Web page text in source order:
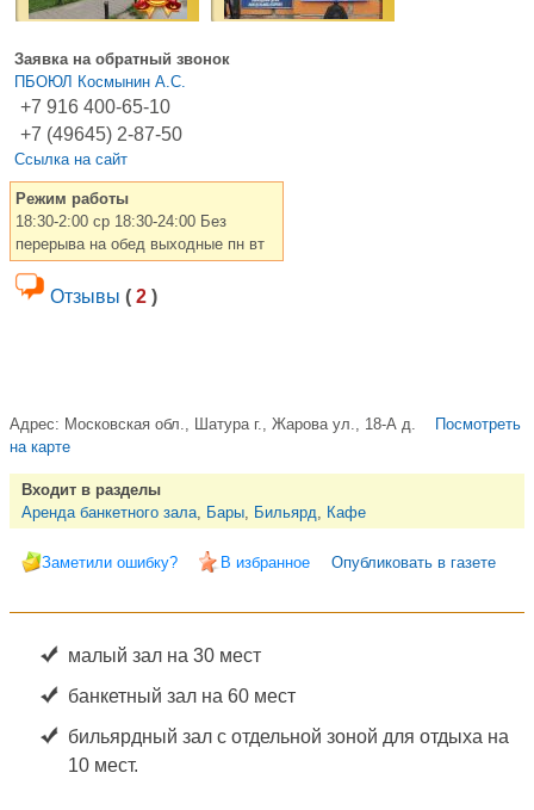
Заявка на обратный звонок
ПБОЮЛ Космынин А.С.
+7 916 400-65-10
+7 (49645) 2-87-50
Ссылка на сайт
Режим работы
18:30-2:00 ср 18:30-24:00 Без
перерыва на обед выходные пн вт
Отзывы ( 2 )
Адрес: Московская обл., Шатура г., Жарова ул., 18-А д.
Посмотреть
на карте
Входит в разделы
Аренда банкетного зала, Бары, Бильярд, Кафе
Заметили ошибку? В избранное Опубликовать в газете
малый зал на 30 мест
банкетный зал на 60 мест
бильярдный зал с отдельной зоной для отдыха на
10 мест.